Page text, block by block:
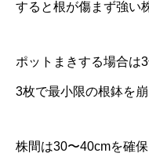
すると根が傷まず強い
ポットまきする場合は
3枚で最小限の根鉢を
株間は30〜40cmを確